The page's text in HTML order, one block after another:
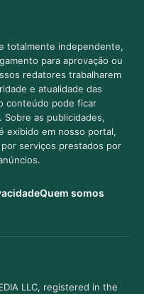
totalmente independente,
para aprovação ou
redatores trabalharem
e atualidade das
conteúdo pode ficar
Sobre as publicidades,
exibido em nosso portal,
serviços prestados por
Quem somos
LLC, registered in the